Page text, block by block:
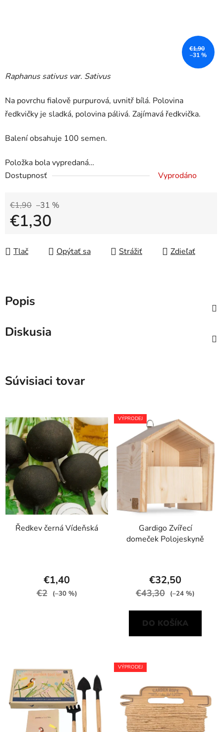
Raphanus sativus var. Sativus
Na povrchu fialově purpurová, uvnitř bílá. Polovina
ředkvičky je sladká, polovina pálivá. Zajímavá ředkvička.
Balení obsahuje 100 semen.
Položka bola vypredaná…
Dostupnosť
Vyprodáno
€1,90 –31 %
€1,30
Tlač
Opýtať sa Strážiť Zdieľať
€1,90
–31 %
Popis
Diskusia
Súvisiaci tovar
Ředkev černá Vídeňská
€1,40
€2 (–30 %)
VÝPRODEJ
Gardigo Zvířecí
domeček Polojeskyně
€32,50
€43,30 (–24 %)
DO KOŠÍKA
VÝPRODEJ